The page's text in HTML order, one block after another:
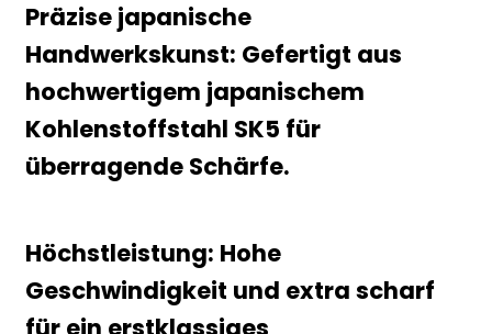
Präzise japanische
Handwerkskunst: Gefertigt aus
hochwertigem japanischem
Kohlenstoffstahl SK5 für
überragende Schärfe.
Höchstleistung: Hohe
Geschwindigkeit und extra scharf